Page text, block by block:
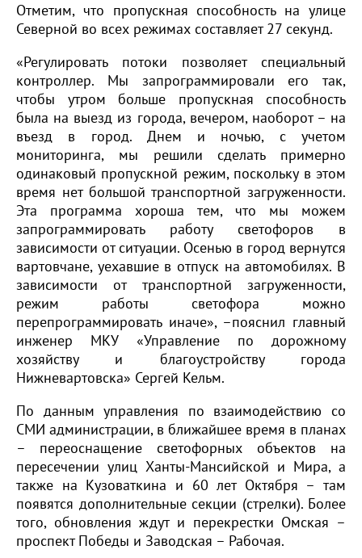
Отметим, что пропускная способность на улице
Северной во всех режимах составляет 27 секунд.
«Регулировать потоки позволяет специальный
контроллер. Мы запрограммировали его так,
чтобы утром больше пропускная способность
была на выезд из города, вечером, наоборот – на
въезд в город. Днем и ночью, с учетом
мониторинга, мы решили сделать примерно
одинаковый пропускной режим, поскольку в этом
время нет большой транспортной загруженности.
Эта программа хороша тем, что мы можем
запрограммировать работу светофоров в
зависимости от ситуации. Осенью в город вернутся
вартовчане, уехавшие в отпуск на автомобилях. В
зависимости от транспортной загруженности,
режим работы светофора можно
перепрограммировать иначе», –пояснил главный
инженер МКУ «Управление по дорожному
хозяйству и благоустройству города
Нижневартовска» Сергей Кельм.
По данным управления по взаимодействию со
СМИ администрации, в ближайшее время в планах
– переоснащение светофорных объектов на
пересечении улиц Ханты-Мансийской и Мира, а
также на Кузоваткина и 60 лет Октября – там
появятся дополнительные секции (стрелки). Более
того, обновления ждут и перекрестки Омская –
проспект Победы и Заводская – Рабочая.